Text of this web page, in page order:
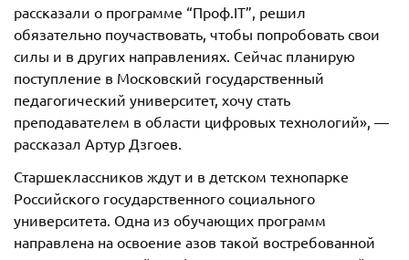
рассказали о программе “Проф.IT”, решил
обязательно поучаствовать, чтобы попробовать свои
силы и в других направлениях. Сейчас планирую
поступление в Московский государственный
педагогический университет, хочу стать
преподавателем в области цифровых технологий», —
рассказал Артур Дзгоев.
Старшеклассников ждут и в детском технопарке
Российского государственного социального
университета. Одна из обучающих программ
направлена на освоение азов такой востребованной